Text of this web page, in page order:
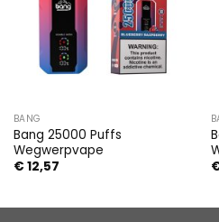
BANG
Bang 25000 Puffs
Wegwerpvape
€12,57